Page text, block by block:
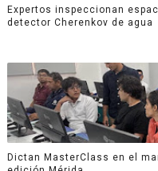
Expertos inspeccionan
detector Cherenkov de agua
Dictan MasterClass en el